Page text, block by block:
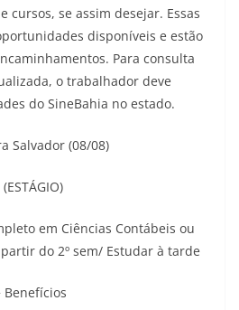
cursos, se assim desejar. Essas
disponíveis e estão
Para consulta
o trabalhador deve
do SineBahia no estado.
Salvador (08/08)
em Ciências Contábeis ou
do 2º sem/ Estudar à tarde
Benefícios